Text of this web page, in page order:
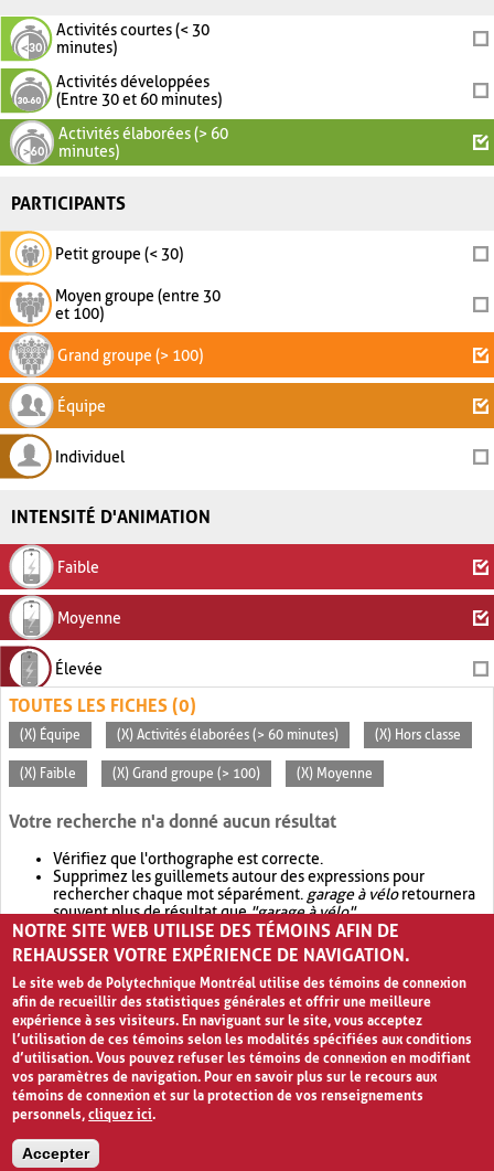
Activités courtes (< 30
minutes)
Activités développées
(Entre 30 et 60 minutes)
Activités élaborées (> 60
minutes)
PARTICIPANTS
Petit groupe (< 30)
Moyen groupe (entre 30
et 100)
Grand groupe (> 100)
Équipe
Individuel
INTENSITÉ D'ANIMATION
Faible
Moyenne
Élevée
TOUTES LES FICHES (0)
(X) Équipe (X) Activités élaborées (> 60 minutes) (X) Hors classe
(X) Faible (X) Grand groupe (> 100) (X) Moyenne
Votre recherche n'a donné aucun résultat
Vérifiez que l'orthographe est correcte.
Supprimez les guillemets autour des expressions pour
rechercher chaque mot séparément. garage à véloretournera
souvent plus de résultat que"garage à vélo".
Envisagez d'élargir votre recherche avec OR.garage OR vélo
retournera souvent plus de résultat quegarage à vélo
NOTRE SITE WEB UTILISE DES TÉMOINS AFIN DE
REHAUSSER VOTRE EXPÉRIENCE DE NAVIGATION.
Le site web de Polytechnique Montréal utilise des témoins de connexion
afin de recueillir des statistiques générales et offrir une meilleure
expérience à ses visiteurs. En naviguant sur le site, vous acceptez
l’utilisation de ces témoins selon les modalités spécifiées aux conditions
d’utilisation. Vous pouvez refuser les témoins de connexion en modifiant
vos paramètres de navigation. Pour en savoir plus sur le recours aux
témoins de connexion et sur la protection de vos renseignements
personnels,cliquez ici.
Accepter